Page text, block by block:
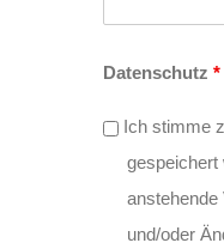
Datenschutz*
Ich stimme
gespeichert
anstehende
und/oder